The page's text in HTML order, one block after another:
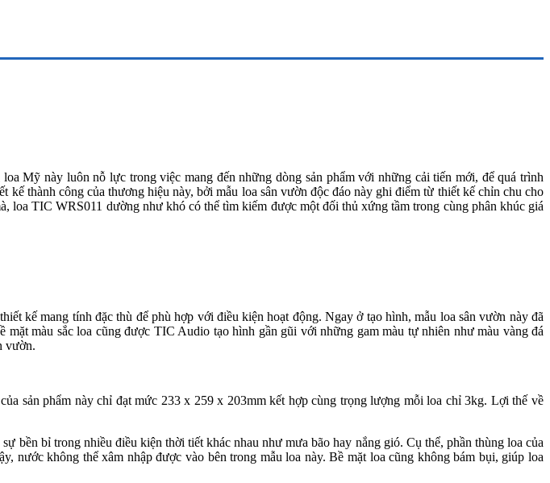
Mỹ này luôn nỗ lực trong việc mang đến những dòng sản phẩm với những cải tiến mới, để quá trình
kế thành công của thương hiệu này, bởi mẫu loa sân vườn độc đáo này ghi điểm từ thiết kế chỉn chu cho
loa TIC WRS011 dường như khó có thể tìm kiếm được một đối thủ xứng tầm trong cùng phân khúc giá
kế mang tính đặc thù để phù hợp với điều kiện hoạt động. Ngay ở tạo hình, mẫu loa sân vườn này đã
màu sắc loa cũng được TIC Audio tạo hình gần gũi với những gam màu tự nhiên như màu vàng đá
vườn.
sản phẩm này chỉ đạt mức 233 x 259 x 203mm kết hợp cùng trọng lượng mỗi loa chỉ 3kg. Lợi thế về
bỉ trong nhiều điều kiện thời tiết khác nhau như mưa bão hay nắng gió. Cụ thể, phần thùng loa của
không thể xâm nhập được vào bên trong mẫu loa này. Bề mặt loa cũng không bám bụi, giúp loa